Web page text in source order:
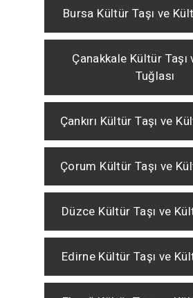
Bursa Kültür Taşı ve
Çanakkale Kültür Taşı
Tuğlası
Çankırı Kültür Taşı ve
Çorum Kültür Taşı ve
Düzce Kültür Taşı ve
Edirne Kültür Taşı ve